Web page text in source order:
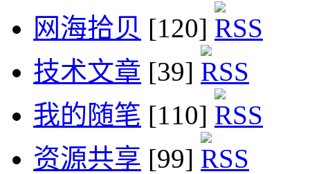
网海拾贝 [120]
技术文章 [39]
我的随笔 [110]
资源共享 [99]